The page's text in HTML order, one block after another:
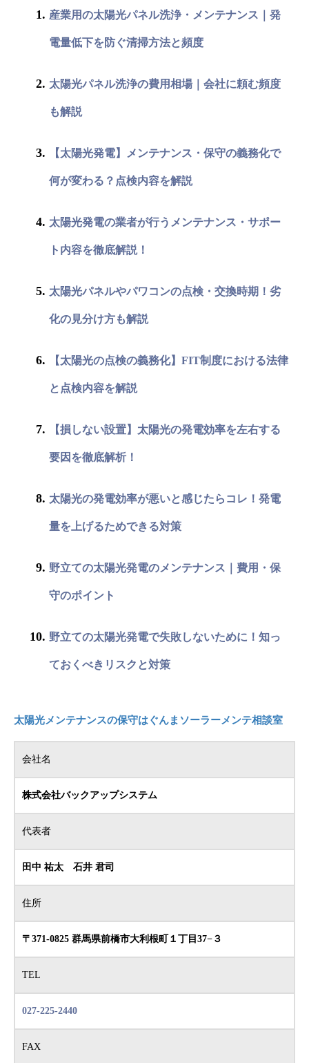
産業用の太陽光パネル洗浄・メンテナンス｜発
電量低下を防ぐ清掃方法と頻度
太陽光パネル洗浄の費用相場｜会社に頼む頻度
も解説
【太陽光発電】メンテナンス・保守の義務化で
何が変わる？点検内容を解説
太陽光発電の業者が行うメンテナンス・サポー
ト内容を徹底解説！
太陽光パネルやパワコンの点検・交換時期！劣
化の見分け方も解説
【太陽光の点検の義務化】FIT制度における法律
と点検内容を解説
【損しない設置】太陽光の発電効率を左右する
要因を徹底解析！
太陽光の発電効率が悪いと感じたらコレ！発電
量を上げるためできる対策
野立ての太陽光発電のメンテナンス｜費用・保
守のポイント
野立ての太陽光発電で失敗しないために！知っ
ておくべきリスクと対策
太陽光メンテナンスの保守はぐんまソーラーメンテ相談室
会社名
株式会社バックアップシステム
代表者
田中 祐太 石井 君司
住所
〒371-0825 群馬県前橋市大利根町１丁目37−３
TEL
027-225-2440
FAX